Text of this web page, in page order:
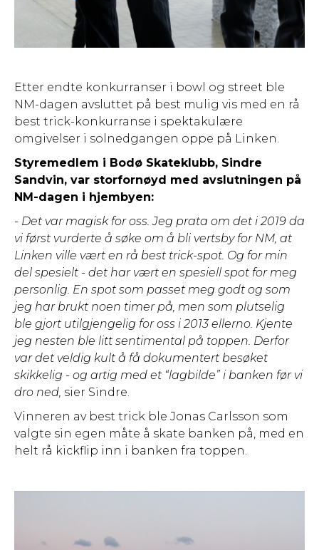
Etter endte konkurranser i bowl og street ble
NM-dagen avsluttet på best mulig vis med en rå
best trick-konkurranse i spektakulære
omgivelser i solnedgangen oppe på Linken.
Styremedlem i Bodø Skateklubb, Sindre
Sandvin, var storfornøyd med avslutningen på
NM-dagen i hjembyen:
- Det var magisk for oss. Jeg prata om det i 2019 da
vi først vurderte å søke om å bli vertsby for NM, at
Linken ville vært en rå best trick-spot. Og for min
del spesielt - det har vært en spesiell spot for meg
personlig. En spot som passet meg godt og som
jeg har brukt noen timer på, men som plutselig
ble gjort utilgjengelig for oss i 2013 ellerno. Kjente
jeg nesten ble litt sentimental på toppen. Derfor
var det veldig kult å få dokumentert besøket
skikkelig - og artig med et “lagbilde” i banken før vi
dro ned, sier Sindre.
Vinneren av best trick ble Jonas Carlsson som
valgte sin egen måte å skate banken på, med en
helt rå kickflip inn i banken fra toppen.